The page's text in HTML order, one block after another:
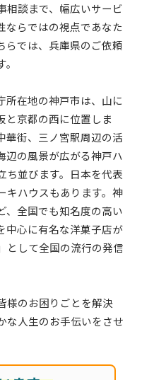
相談まで、幅広いサービ
ならではの視点であなた
らでは、兵庫県のご依頼
所在地の神戸市は、山に
と京都の西に位置しま
華街、三ノ宮駅周辺の活
辺の風景が広がる神戸ハ
ち並びます。日本を代表
キハウスもあります。神
、全国でも知名度の高い
中心に有名な洋菓子店が
として全国の流行の発信
様のお困りごとを解決
な人生のお手伝いをさせ